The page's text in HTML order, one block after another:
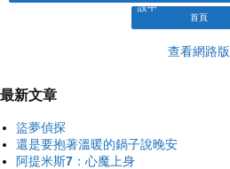
設中
首頁
查看網路版
最新文章
盜夢偵探
還是要抱著溫暖的鍋子說晚安
阿提米斯7：心魔上身